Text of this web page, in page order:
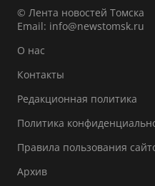
© Лента новостей Томска
Email: info@newstomsk.ru
О нас
Контакты
Редакционная политика
Политика
Правила пользования
Архив